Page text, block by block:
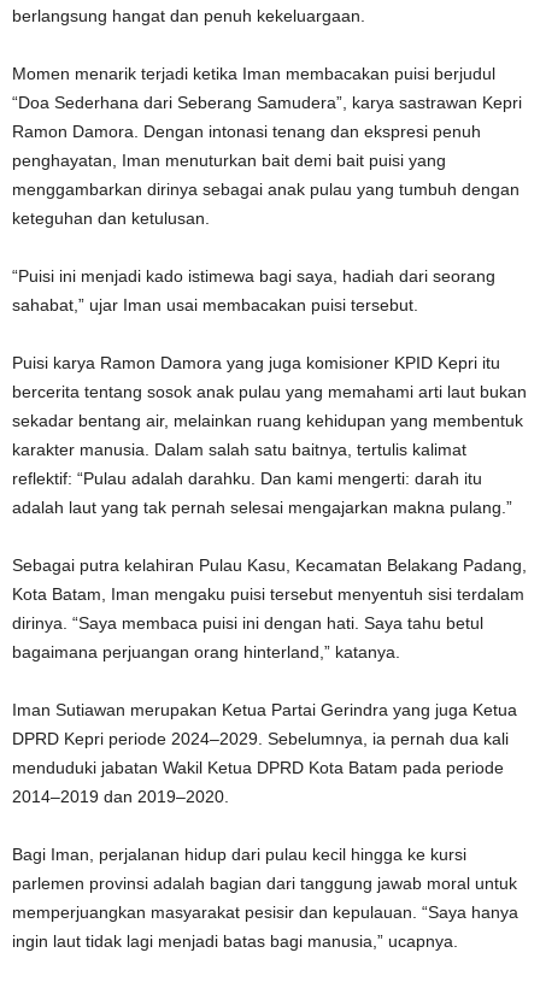
berlangsung hangat dan penuh kekeluargaan.
Momen menarik terjadi ketika Iman membacakan puisi berjudul
“Doa Sederhana dari Seberang Samudera”, karya sastrawan Kepri
Ramon Damora. Dengan intonasi tenang dan ekspresi penuh
penghayatan, Iman menuturkan bait demi bait puisi yang
menggambarkan dirinya sebagai anak pulau yang tumbuh dengan
keteguhan dan ketulusan.
“Puisi ini menjadi kado istimewa bagi saya, hadiah dari seorang
sahabat,” ujar Iman usai membacakan puisi tersebut.
Puisi karya Ramon Damora yang juga komisioner KPID Kepri itu
bercerita tentang sosok anak pulau yang memahami arti laut bukan
sekadar bentang air, melainkan ruang kehidupan yang membentuk
karakter manusia. Dalam salah satu baitnya, tertulis kalimat
reflektif: “Pulau adalah darahku. Dan kami mengerti: darah itu
adalah laut yang tak pernah selesai mengajarkan makna pulang.”
Sebagai putra kelahiran Pulau Kasu, Kecamatan Belakang Padang,
Kota Batam, Iman mengaku puisi tersebut menyentuh sisi terdalam
dirinya. “Saya membaca puisi ini dengan hati. Saya tahu betul
bagaimana perjuangan orang hinterland,” katanya.
Iman Sutiawan merupakan Ketua Partai Gerindra yang juga Ketua
DPRD Kepri periode 2024–2029. Sebelumnya, ia pernah dua kali
menduduki jabatan Wakil Ketua DPRD Kota Batam pada periode
2014–2019 dan 2019–2020.
Bagi Iman, perjalanan hidup dari pulau kecil hingga ke kursi
parlemen provinsi adalah bagian dari tanggung jawab moral untuk
memperjuangkan masyarakat pesisir dan kepulauan. “Saya hanya
ingin laut tidak lagi menjadi batas bagi manusia,” ucapnya.